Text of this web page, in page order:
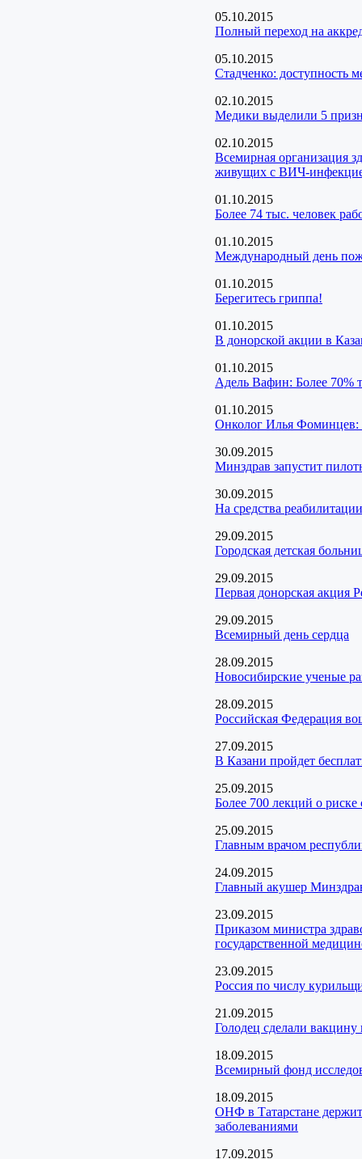
05.10.2015
Полный переход на
05.10.2015
Стадченко:
02.10.2015
Медики выделили 5
02.10.2015
Всемирная организация
живущих с ВИЧ-
01.10.2015
Более 74 тыс. человек
01.10.2015
Международный день
01.10.2015
Берегитесь гриппа!
01.10.2015
В донорской акции в
01.10.2015
Адель Вафин: Более 70%
01.10.2015
Онколог Илья Фоминцев:
30.09.2015
Минздрав запустит
30.09.2015
На средства
29.09.2015
Городская детская
29.09.2015
Первая донорская акция
29.09.2015
Всемирный день сердца
28.09.2015
Новосибирские ученые
28.09.2015
Российская Федерация
27.09.2015
В Казани пройдет
25.09.2015
Более 700 лекций о
25.09.2015
Главным врачом
24.09.2015
Главный акушер
23.09.2015
Приказом министра
государственной
23.09.2015
Россия по числу
21.09.2015
Голодец сделали
18.09.2015
Всемирный фонд
18.09.2015
ОНФ в Татарстане держит
заболеваниями
17.09.2015